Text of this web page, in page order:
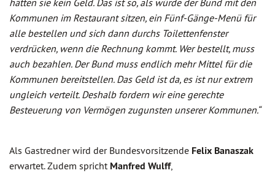
hätten sie kein Geld. Das ist so, als würde der Bund mit den
Kommunen im Restaurant sitzen, ein Fünf-Gänge-Menü für
alle bestellen und sich dann durchs Toilettenfenster
verdrücken, wenn die Rechnung kommt. Wer bestellt, muss
auch bezahlen. Der Bund muss endlich mehr Mittel für die
Kommunen bereitstellen. Das Geld ist da, es ist nur extrem
ungleich verteilt. Deshalb fordern wir eine gerechte
Besteuerung von Vermögen zugunsten unserer Kommunen.“
Als Gastredner wird der Bundesvorsitzende Felix Banaszak
erwartet. Zudem spricht Manfred Wulff,